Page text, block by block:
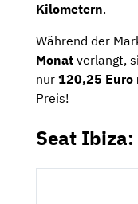
Kilometern.
Während der
Monat verlangt,
nur 120,25 Euro
Preis!
Seat